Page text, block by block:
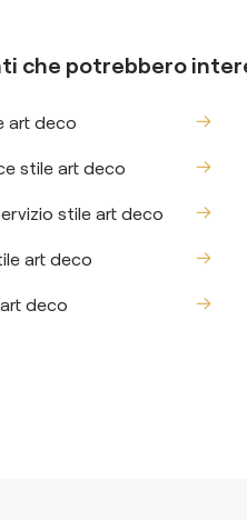
che potrebbero
art deco
stile art deco
stile art deco
art deco
deco